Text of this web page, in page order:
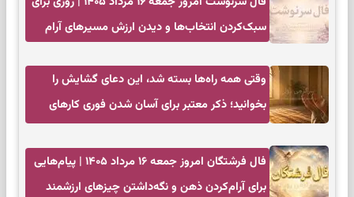
سبک‌کردن انتخاب‌ها و دیدن ارزش مسیرهای آرام
وقتی همه راه‌ها بسته شد، این دعای گشایش را
بخوانید؛ ذکر معتبر برای آسان شدن فوری کارهای
فال فرشتگان امروز جمعه ۱۶ مرداد ۱۴۰۵ | پیام‌هایی
برای آرام‌کردن ذهن و نگه‌داشتن چیزهای ارزشمند